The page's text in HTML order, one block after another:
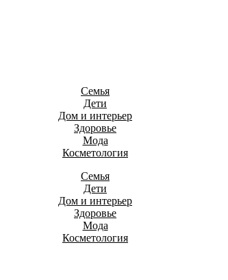
Семья
Дети
Дом и интерьер
Здоровье
Мода
Косметология
Семья
Дети
Дом и интерьер
Здоровье
Мода
Косметология